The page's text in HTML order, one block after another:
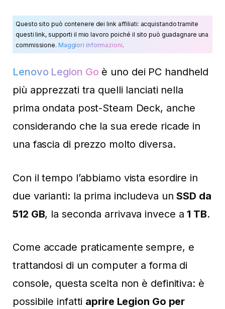
Questo sito può contenere dei link affiliati: acquistando tramite
questi link, supporti il mio lavoro poiché il sito può guadagnare una
commissione. Maggiori informazioni.
Lenovo Legion Go è uno dei PC handheld
più apprezzati tra quelli lanciati nella
prima ondata post-Steam Deck, anche
considerando che la sua erede ricade in
una fascia di prezzo molto diversa.
Con il tempo l’abbiamo vista esordire in
due varianti: la prima includeva unSSD da
512 GB, la seconda arrivava invece a1 TB.
Come accade praticamente sempre, e
trattandosi di un computer a forma di
console, questa scelta non è definitiva: è
possibile infatti aprire Legion Go per